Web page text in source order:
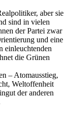
aber sie
sind in vielen
der Partei zwar
und eine
einleuchtenden
die Grünen
– Atomausstieg,
Weltoffenheit
der anderen